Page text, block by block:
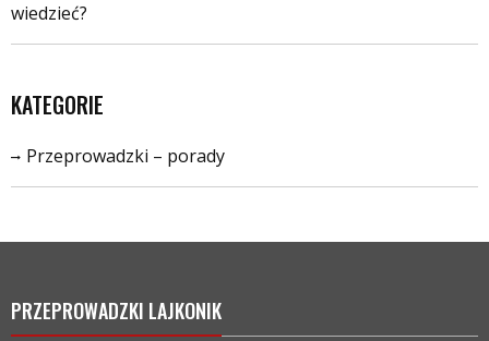
wiedzieć?
KATEGORIE
Przeprowadzki – porady
PRZEPROWADZKI LAJKONIK